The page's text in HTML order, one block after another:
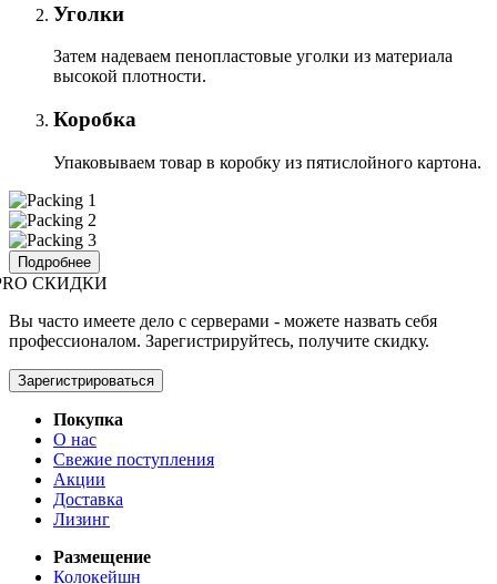
Уголки
Затем надеваем пенопластовые уголки из материала
высокой плотности.
Коробка
Упаковываем товар в коробку из пятислойного картона.
Подробнее
СКИДКИ
Вы часто имеете дело с серверами - можете назвать себя
профессионалом. Зарегистрируйтесь, получите скидку.
Зарегистрироваться
Покупка
О нас
Свежие поступления
Акции
Доставка
Лизинг
Размещение
Колокейшн